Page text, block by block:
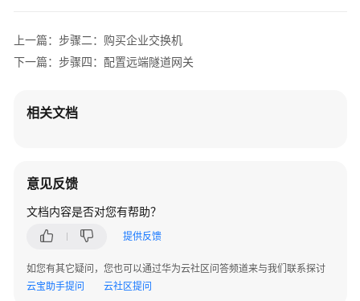
文
载
用
参
考
品
术
上一篇：步骤二：购买企业交换机
下一篇：步骤四：配置远端隧道网关
相关文档
意见反馈
文档内容是否对您有帮助？
提供反馈
如您有其它疑问，您也可以通过华为云社区问答频道来与我们联系探讨
云宝助手提问
云社区提问